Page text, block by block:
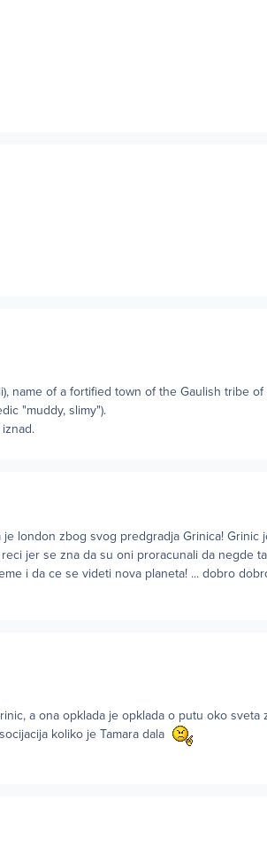
name of a fortified town of the Gaulish tribe of
"muddy, slimy").
london zbog svog predgradja Grinica! Grinic
jer se zna da su oni proracunali da negde
i da ce se videti nova planeta! ... dobro
a ona opklada je opklada o putu oko sveta
koliko je Tamara dala